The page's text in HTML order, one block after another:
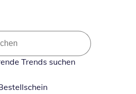
Trends suchen